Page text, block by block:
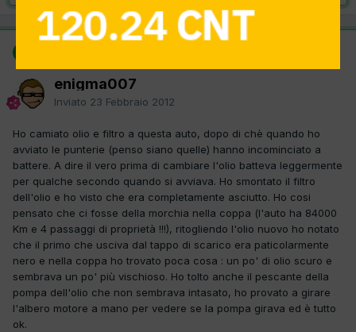
enigma007
Inviato 23 Febbraio 2012
Ho camiato olio e filtro a questa auto, dopo di chè quando ho
avviato le punterie (penso siano quelle) hanno incominciato a
battere. A dire il vero prima di cambiare l'olio batteva leggermente
per qualche secondo quando si avviava. Ho smontato il filtro
dell'olio e ho visto che era completamente asciutto. Ho cosi
pensato che ci fosse della morchia nella coppa (l'auto ha 84000
Km e 4 passaggi di proprietà !!!), ritogliendo l'olio nuovo ho notato
che il primo che usciva dal tappo di scarico era paticolarmente
nero e nella coppa ho trovato poca cosa : un po' di olio scuro e
sembrava un po' più vischioso. Ho tolto anche il pescante della
pompa dell'olio che non sembrava intasato, ho provato a girare
l'albero motore a mano per vedere se la pompa girava ed è tutto
ok.